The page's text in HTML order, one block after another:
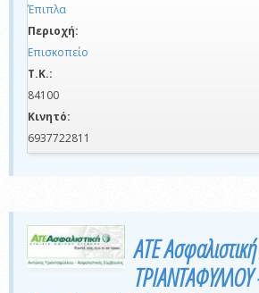
Έπιπλα
Περιοχή:
Επισκοπείο
Τ.Κ.:
84100
Κινητό:
6937722811
ΑΤΕ
ΤΡΙΑΝΤΑΦΥΛΛΟΥ